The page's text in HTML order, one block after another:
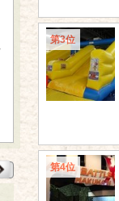
第3位
第4位